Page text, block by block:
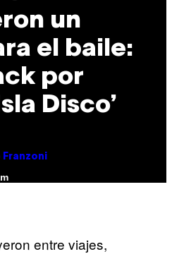
un
el baile:
por
Disco’
Franzoni
entre viajes,